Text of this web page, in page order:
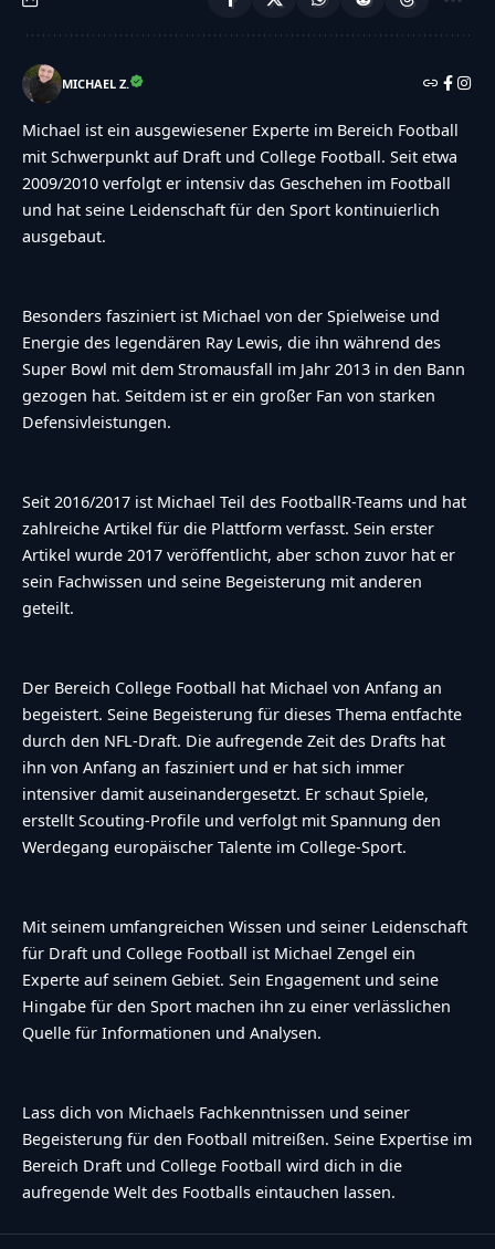
MICHAEL Z.
Michael ist ein ausgewiesener Experte im Bereich Football
mit Schwerpunkt auf Draft und College Football. Seit etwa
2009/2010 verfolgt er intensiv das Geschehen im Football
und hat seine Leidenschaft für den Sport kontinuierlich
ausgebaut.
Besonders fasziniert ist Michael von der Spielweise und
Energie des legendären Ray Lewis, die ihn während des
Super Bowl mit dem Stromausfall im Jahr 2013 in den Bann
gezogen hat. Seitdem ist er ein großer Fan von starken
Defensivleistungen.
Seit 2016/2017 ist Michael Teil des FootballR-Teams und hat
zahlreiche Artikel für die Plattform verfasst. Sein erster
Artikel wurde 2017 veröffentlicht, aber schon zuvor hat er
sein Fachwissen und seine Begeisterung mit anderen
geteilt.
Der Bereich College Football hat Michael von Anfang an
begeistert. Seine Begeisterung für dieses Thema entfachte
durch den NFL-Draft. Die aufregende Zeit des Drafts hat
ihn von Anfang an fasziniert und er hat sich immer
intensiver damit auseinandergesetzt. Er schaut Spiele,
erstellt Scouting-Profile und verfolgt mit Spannung den
Werdegang europäischer Talente im College-Sport.
Mit seinem umfangreichen Wissen und seiner Leidenschaft
für Draft und College Football ist Michael Zengel ein
Experte auf seinem Gebiet. Sein Engagement und seine
Hingabe für den Sport machen ihn zu einer verlässlichen
Quelle für Informationen und Analysen.
Lass dich von Michaels Fachkenntnissen und seiner
Begeisterung für den Football mitreißen. Seine Expertise im
Bereich Draft und College Football wird dich in die
aufregende Welt des Footballs eintauchen lassen.